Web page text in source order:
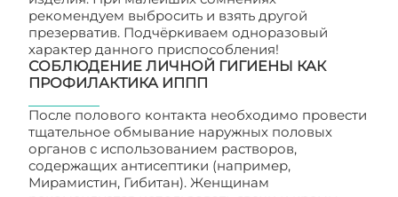
рекомендуем выбросить и взять другой
презерватив. Подчёркиваем одноразовый
характер данного приспособления!
СОБЛЮДЕНИЕ ЛИЧНОЙ ГИГИЕНЫ КАК
ПРОФИЛАКТИКА ИППП
После полового контакта необходимо провести
тщательное обмывание наружных половых
органов с использованием растворов,
содержащих антисептики (например,
Мирамистин, Гибитан). Женщинам